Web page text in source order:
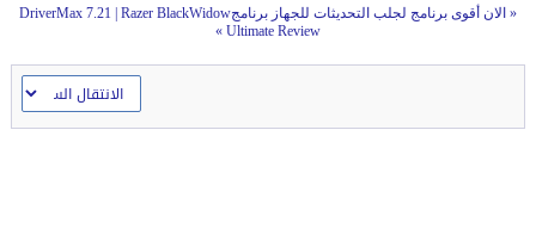
« الان أقوى برنامج لجلب التحديثات للجهاز برنامجDriverMax 7.21Razer BlackWidow
Ultimate Review
»